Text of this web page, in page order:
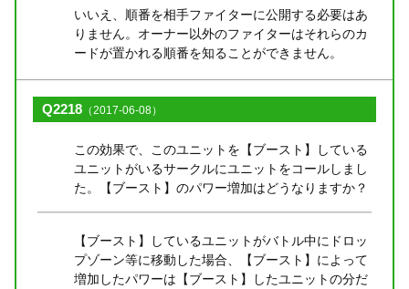
いいえ、順番を相手ファイターに公開する必要はあ
りません。オーナー以外のファイターはそれらのカ
ードが置かれる順番を知ることができません。
Q2218 （2017-06-08）
この効果で、このユニットを【ブースト】している
ユニットがいるサークルにユニットをコールしまし
た。【ブースト】のパワー増加はどうなりますか？
【ブースト】しているユニットがバトル中にドロッ
プゾーン等に移動した場合、【ブースト】によって
増加したパワーは【ブースト】したユニットの分だ